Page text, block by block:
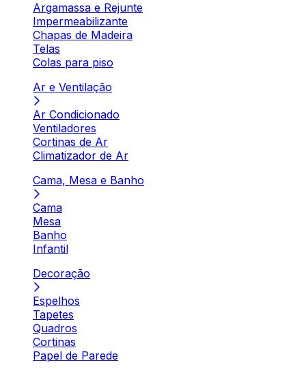
Argamassa e Rejunte
Impermeabilizante
Chapas de Madeira
Telas
Colas para piso
Ar e Ventilação
Ar Condicionado
Ventiladores
Cortinas de Ar
Climatizador de Ar
Cama, Mesa e Banho
Cama
Mesa
Banho
Infantil
Decoração
Espelhos
Tapetes
Quadros
Cortinas
Papel de Parede